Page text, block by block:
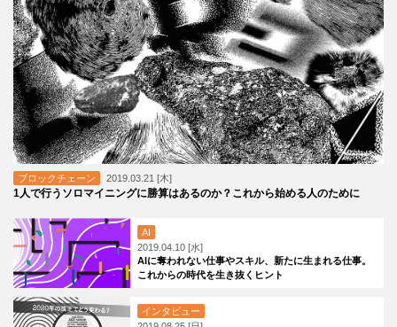
ブロックチェーン 2019.03.21 [木]
1人で行うソロマイニングに勝算はあるのか？これから始める人のために
AI
2019.04.10 [水]
AIに奪われない仕事やスキル、新たに生まれる仕事。
これからの時代を生き抜くヒント
インタビュー